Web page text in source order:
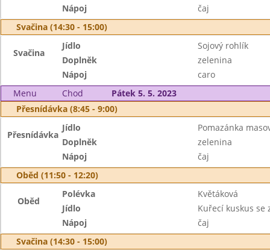
Nápoj
čaj
Svačina (14:30 - 15:00)
Svačina
Jídlo
Sojový rohlík
Doplněk
zelenina
Nápoj
caro
Menu
Chod
Pátek 5. 5. 2023
Přesnídávka (8:45 - 9:00)
Přesnídávka
Jídlo
Pomazánka
Doplněk
zelenina
Nápoj
čaj
Oběd (11:50 - 12:20)
Oběd
Polévka
Květáková
Jídlo
Kuřecí kuskus se
Nápoj
čaj
Svačina (14:30 - 15:00)